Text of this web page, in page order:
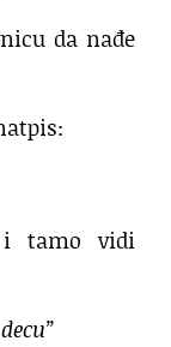
da nađe
i tamo vidi